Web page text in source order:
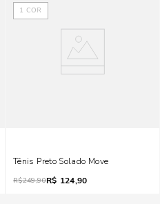
1 COR
Tênis Preto Solado Move
R$249,90R$ 124,90